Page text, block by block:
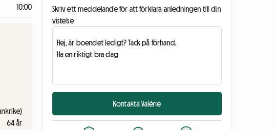
10:00
64 år
Skriv ett meddelande för att förklara anledningen till din
vistelse
Kontakta Valérie